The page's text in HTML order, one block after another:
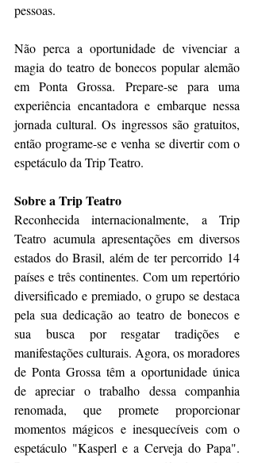
pessoas.
Não perca a oportunidade de vivenciar a
magia do teatro de bonecos popular alemão
em Ponta Grossa. Prepare-se para uma
experiência encantadora e embarque nessa
jornada cultural. Os ingressos são gratuitos,
então programe-se e venha se divertir com o
espetáculo da Trip Teatro.
Sobre a Trip Teatro
Reconhecida internacionalmente, a Trip
Teatro acumula apresentações em diversos
estados do Brasil, além de ter percorrido 14
países e três continentes. Com um repertório
diversificado e premiado, o grupo se destaca
pela sua dedicação ao teatro de bonecos e
sua busca por resgatar tradições e
manifestações culturais. Agora, os moradores
de Ponta Grossa têm a oportunidade única
de apreciar o trabalho dessa companhia
renomada, que promete proporcionar
momentos mágicos e inesquecíveis com o
espetáculo "Kasperl e a Cerveja do Papa".